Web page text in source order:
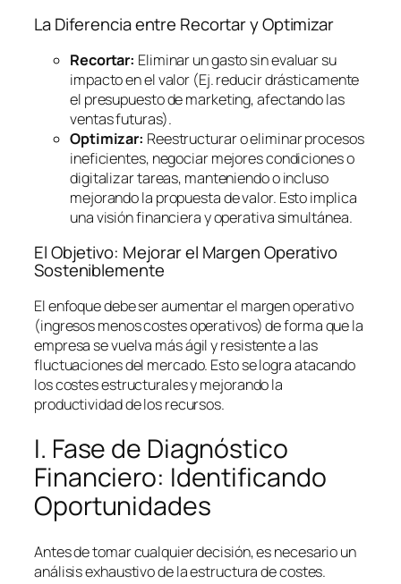
La Diferencia entre Recortar y Optimizar
Recortar: Eliminar un gasto sin evaluar su
impacto en el valor (Ej. reducir drásticamente
el presupuesto de marketing, afectando las
ventas futuras).
Optimizar: Reestructurar o eliminar procesos
ineficientes, negociar mejores condiciones o
digitalizar tareas, manteniendo o incluso
mejorando la propuesta de valor. Esto implica
una visión financiera y operativa simultánea.
El Objetivo: Mejorar el Margen Operativo
Sosteniblemente
El enfoque debe ser aumentar el margen operativo
(ingresos menos costes operativos) de forma que la
empresa se vuelva más ágil y resistente a las
fluctuaciones del mercado. Esto se logra atacando
los costes estructurales y mejorando la
productividad de los recursos.
I. Fase de Diagnóstico
Financiero: Identificando
Oportunidades
Antes de tomar cualquier decisión, es necesario un
análisis exhaustivo de la estructura de costes.